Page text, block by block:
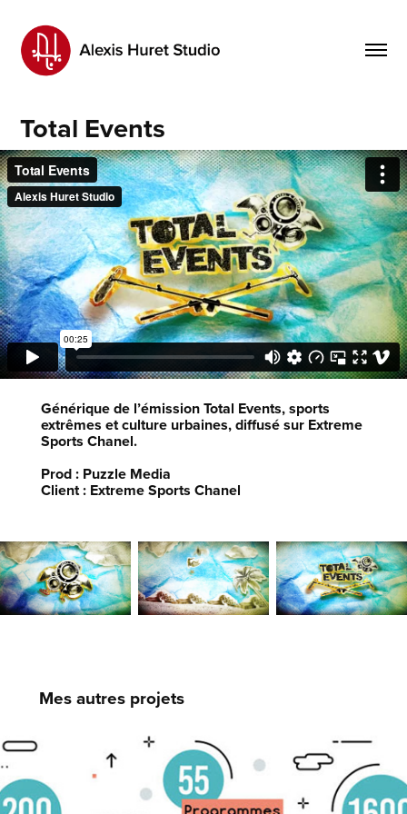
Total Events
Générique de l’émission Total Events, sports
extrêmes et culture urbaines, diffusé sur Extreme
Sports Chanel.
Prod : Puzzle Media
Client : Extreme Sports Chanel
Mes autres projets
L'école Engie Ineo